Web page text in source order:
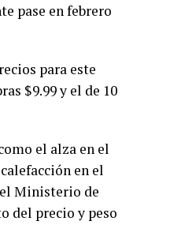
pase en febrero
para este
$9.99 y el de 10
el alza en el
en el
Ministerio de
del precio y peso